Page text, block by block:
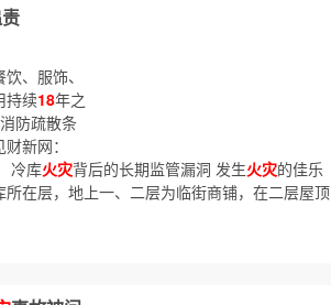
、服饰、
持续18年之
防疏散条
新网：
冷库火灾背后的长期监管漏洞 发生火灾的佳乐
在层，地上一、二层为临街商铺，在二层屋顶